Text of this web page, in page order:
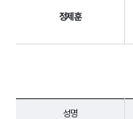
정제훈
성명